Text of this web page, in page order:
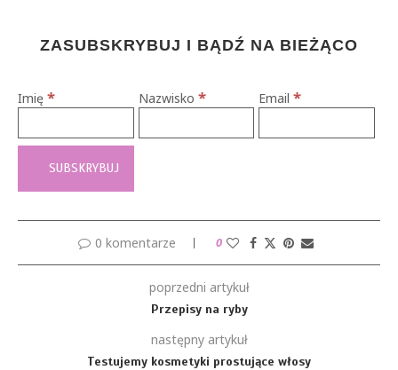
ZASUBSKRYBUJ I BĄDŹ NA BIEŻĄCO
Imię * Nazwisko * Email*
0 komentarze 0
poprzedni artykuł
Przepisy na ryby
następny artykuł
Testujemy kosmetyki prostujące włosy